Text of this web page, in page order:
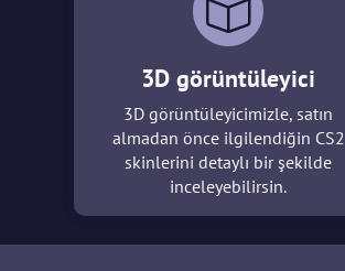
3D görüntüleyici
3D görüntüleyicimizle, satın
almadan önce ilgilendiğin CS2
skinlerini detaylı bir şekilde
inceleyebilirsin.